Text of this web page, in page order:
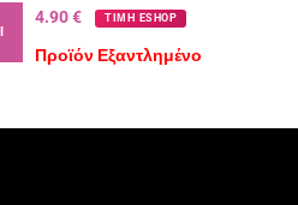
4.90€ ΤΙΜΗ ESHOP
Προϊόν Εξαντλημένο